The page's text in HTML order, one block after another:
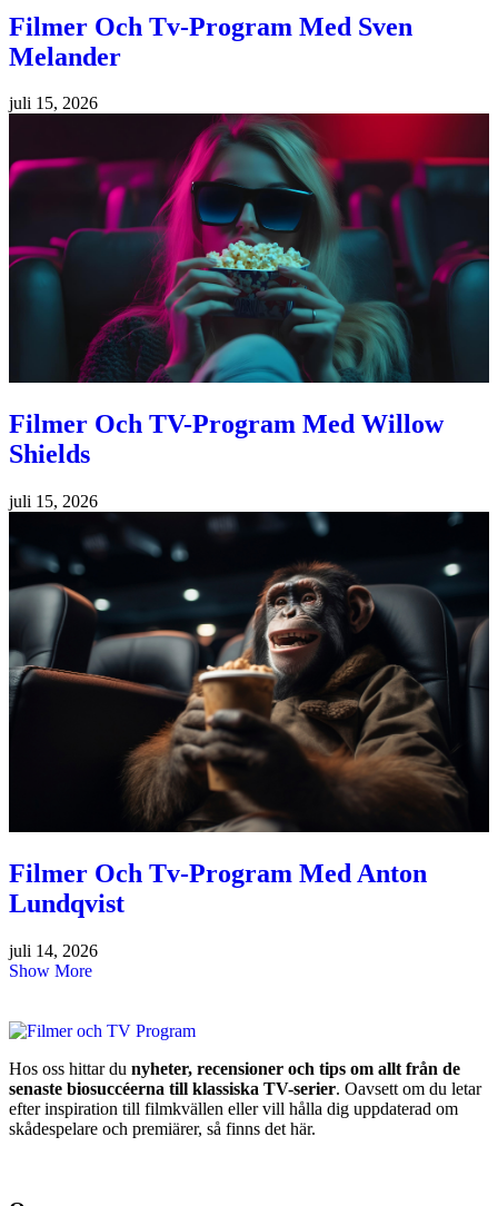
Filmer Och Tv-Program Med Sven
Melander
juli 15, 2026
Filmer Och TV-Program Med Willow
Shields
juli 15, 2026
Filmer Och Tv-Program Med Anton
Lundqvist
juli 14, 2026
Show More
Hos oss hittar du nyheter, recensioner och tips om allt från de
senaste biosuccéerna till klassiska TV-serier. Oavsett om du letar
efter inspiration till filmkvällen eller vill hålla dig uppdaterad om
skådespelare och premiärer, så finns det här.